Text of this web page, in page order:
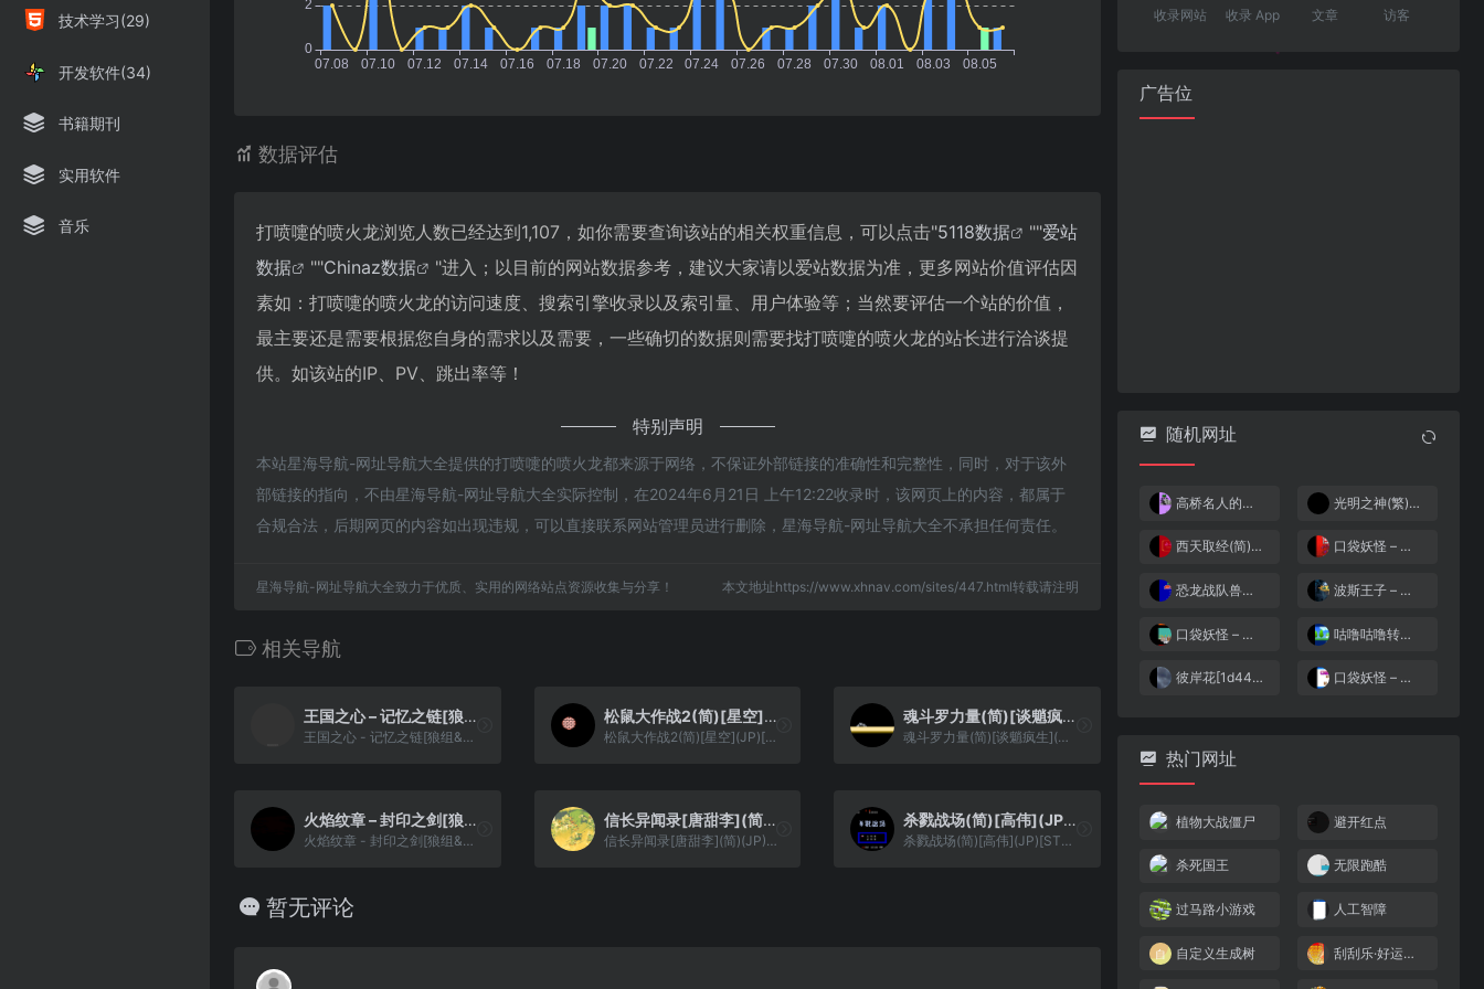
技术学习(29)
开发软件(34)
书籍期刊
实用软件
音乐
数据评估
打喷嚏的喷火龙浏览人数已经达到1,107，如你需要查询该站的相关权重信息，可以点击"5118数据 ""爱站
数据
""Chinaz数据
"进入；以目前的网站数据参考，建议大家请以爱站数据为准，更多网站价值评估因
素如：打喷嚏的喷火龙的访问速度、搜索引擎收录以及索引量、用户体验等；当然要评估一个站的价值，
最主要还是需要根据您自身的需求以及需要，一些确切的数据则需要找打喷嚏的喷火龙的站长进行洽谈提
供。如该站的IP、PV、跳出率等！
特别声明
本站星海导航-网址导航大全提供的打喷嚏的喷火龙都来源于网络，不保证外部链接的准确性和完整性，同时，对于该外
部链接的指向，不由星海导航-网址导航大全实际控制，在2024年6月21日 上午12:22收录时，该网页上的内容，都属于
合规合法，后期网页的内容如出现违规，可以直接联系网站管理员进行删除，星海导航-网址导航大全不承担任何责任。
星海导航-网址导航大全致力于优质、实用的网络站点资源收集与分享！ 本文地址https://www.xhnav.com/sites/447.html转载请注明
相关导航
王国之心 – 记忆之链[狼组&天幻网](大字体)(简)(JP)(256Mb)
王国之心 - 记忆之链[狼组&天幻网](大字体)(简)(JP)(256Mb)
松鼠大作战2(简)[星空](JP)[ACT](2Mb)
松鼠大作战2(简)[星空](JP)[ACT](2Mb)
魂斗罗力量(简)[谈魈疯生](US)[ACT](4Mb)
魂斗罗力量(简)[谈魈疯生](US)[ACT](4Mb)
火焰纹章 – 封印之剑[狼组&火花天龙剑](v20060906)(简)(JP)(64Mb)
火焰纹章 - 封印之剑[狼组&火花天龙剑](v20060906)(简)(JP)(64Mb)
信长异闻录[唐甜李](简)(JP)(64Mb)
信长异闻录[唐甜李](简)(JP)(64Mb)
杀戮战场(简)[高伟](JP)[STG](0.18Mb)
杀戮战场(简)[高伟](JP)[STG](0.18Mb)
暂无评论
收录网站 收录 App 文章 访客
广告位
随机网址
高桥名人的冒险岛4(v3.0)(简)[九班](JP)[ACT](3Mb) 光明之神(繁)[酷哥电子](CN)[RPG](4Mb)
西天取经(简)[小天才](CN)[ACT](1Mb) 口袋妖怪 – 红宝石(半汉化版)[口袋丶阿龙+HPHHPT](简)(US)(256Mb)
恐龙战队兽连者(v20230106)(简)[LSP](JP)[ACT](3Mb) 波斯王子 – 时之沙[Flyeyes&灰米&恒星月](简)(US)(64.85Mb)
口袋妖怪 – 火红[盗版&三池典太](简)(JP)(128Mb) 咕噜咕噜转转棒[CGP](简)(JP)(32Mb)
彼岸花[1d4444](v1.0)(简)(JP)(64Mb) 口袋妖怪 – 钻石版(繁)[外星科技](CN)[RPG](8Mb)
热门网址
植物大战僵尸 避开红点
杀死国王 无限跑酷
过马路小游戏 人工智障
自定义生成树 刮刮乐·好运十倍